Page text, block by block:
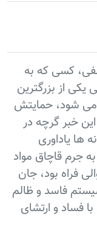
کسی که به
يکی از بزرگترين
شود، حمايتش
اين خبر گرچه در
ها یاداوری
جرم قاچاق مواد
فراه بود، جان
فاسد و ظالم
فساد و ارتشای